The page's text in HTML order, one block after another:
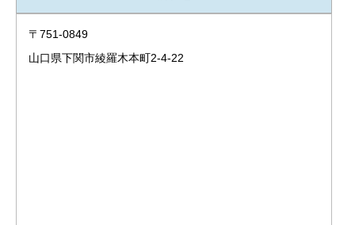
〒751-0849
山口県下関市綾羅木本町2-4-22